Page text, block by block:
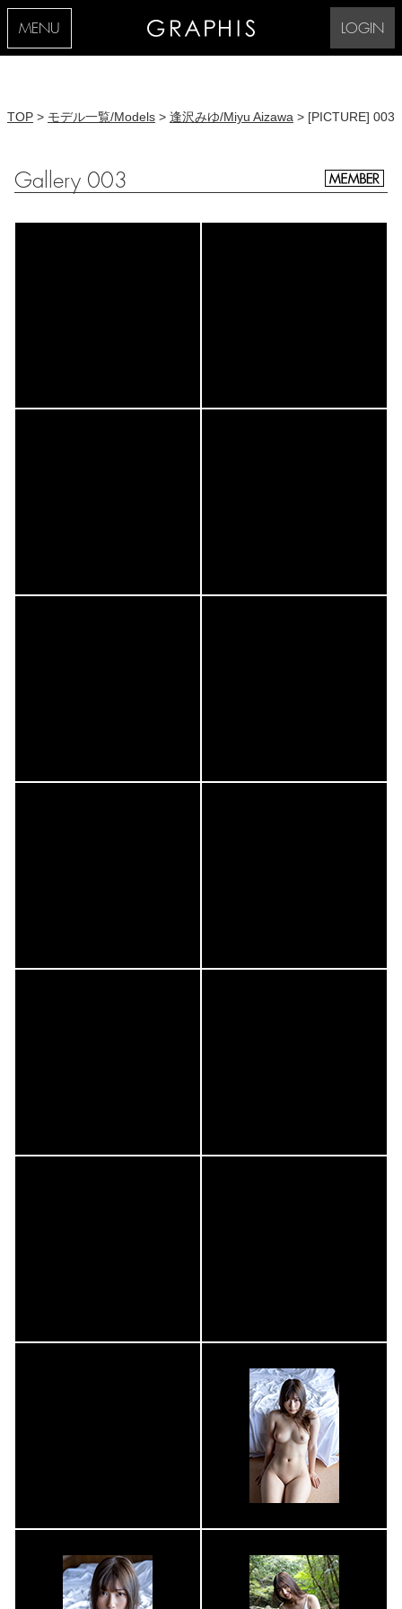
MENU LOGIN
TOP > モデル一覧/Models > 逢沢みゆ/Miyu Aizawa > [PICTURE] 003
Gallery 003